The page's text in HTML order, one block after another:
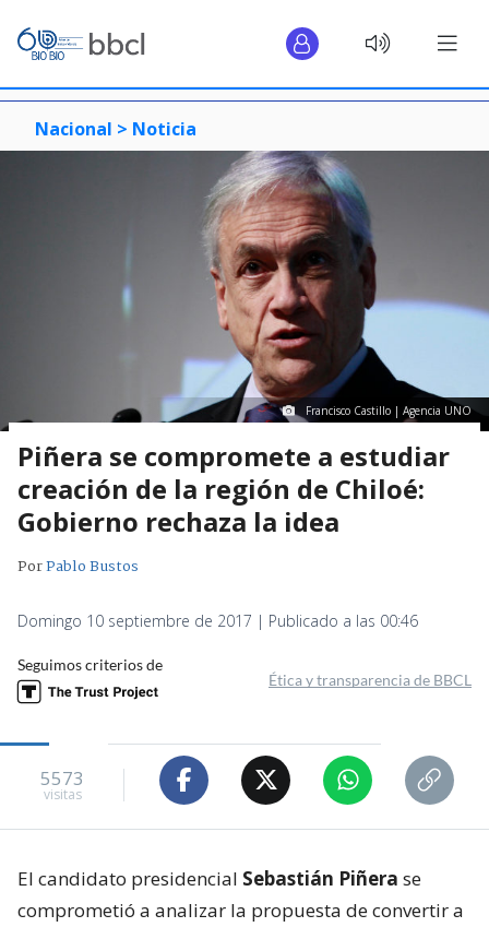
Nacional > Noticia
Francisco Castillo | Agencia UNO
Piñera se compromete a estudiar
creación de la región de Chiloé:
Gobierno rechaza la idea
PorPablo Bustos
Domingo 10 septiembre de 2017 | Publicado a las 00:46
Seguimos criterios de
Ética y transparencia de BBCL
5573
visitas
El candidato presidencial Sebastián Piñera se
comprometió a analizar la propuesta de convertir a